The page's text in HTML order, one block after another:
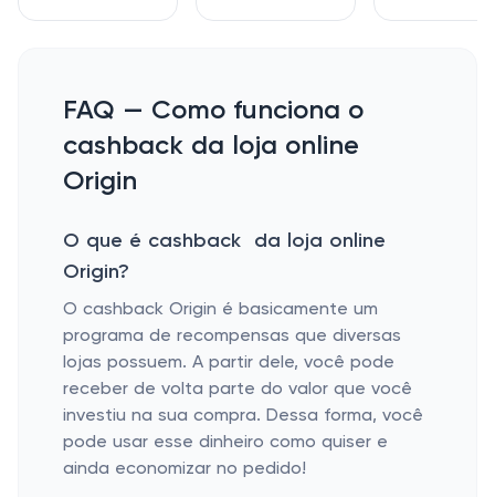
FAQ — Como funciona o
cashback da loja online
Origin
O que é cashback da loja online
Origin?
O cashback Origin é basicamente um
programa de recompensas que diversas
lojas possuem. A partir dele, você pode
receber de volta parte do valor que você
investiu na sua compra. Dessa forma, você
pode usar esse dinheiro como quiser e
ainda economizar no pedido!